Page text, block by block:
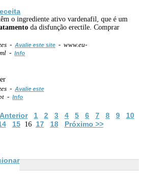
o ingrediente ativo vardenafil, que é um
da disfunção erectile. Comprar
- Avalie este site - www.eu-
- Info
- Avalie este
- Info
1 2 3 4 5 6 7 8 9
10
1516 17 18 Próximo >>